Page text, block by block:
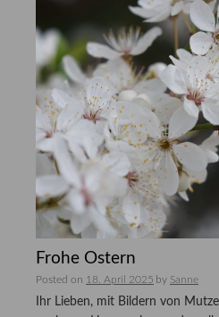
Frohe Ostern
Posted on 18. April 2025 by Sanne
Ihr Lieben, mit Bildern von